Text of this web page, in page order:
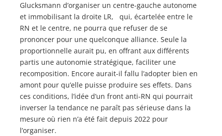
Glucksmann d’organiser un centre-gauche autonome
et immobilisant la droite LR, qui, écartelée entre le
RN et le centre, ne pourra que refuser de se
prononcer pour une quelconque alliance. Seule la
proportionnelle aurait pu, en offrant aux différents
partis une autonomie stratégique, faciliter une
recomposition. Encore aurait-il fallu l’adopter bien en
amont pour qu’elle puisse produire ses effets. Dans
ces conditions, l’idée d’un front anti-RN qui pourrait
inverser la tendance ne paraît pas sérieuse dans la
mesure où rien n’a été fait depuis 2022 pour
l’organiser.